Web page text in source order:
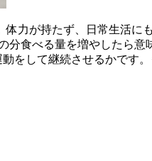
力が持たず、日常生活
食べる量を増やしたら
をして継続させるかです